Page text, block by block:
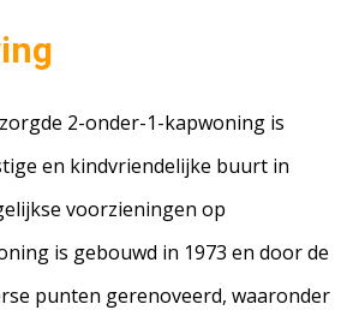
2-onder-1-kapwoning is
en kindvriendelijke buurt in
voorzieningen op
is gebouwd in 1973 en door de
punten gerenoveerd, waaronder